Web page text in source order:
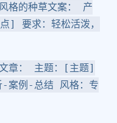
格的种草文案： 产
] 要求：轻松活泼，
章： 主题：[主题]
-案例-总结 风格：专